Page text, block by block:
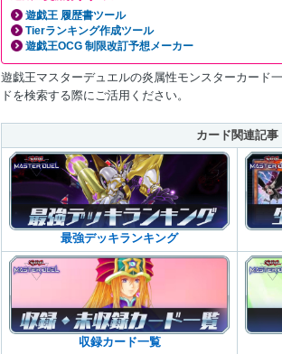
遊戯王 履歴書ツール
Tierランキング作成ツール
遊戯王OCG 制限改訂予想メーカー
遊戯王マスターデュエルの炎属性モンスターカード
ドを検索する際にご活用ください。
カード関連記事
最強デッキランキング
収録カード一覧